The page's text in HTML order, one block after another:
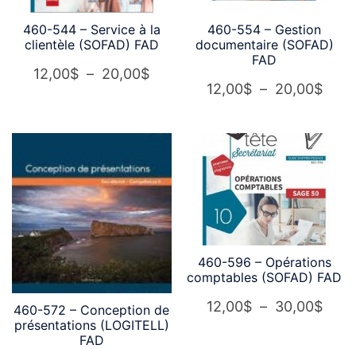
460-544 – Service à la
clientèle (SOFAD) FAD
12,00$ – 20,00$Plage
à
20,00$
460-554 – Gestion
documentaire (SOFAD)
FAD
12,00$ – 20,00$
prix :
à
460-572 – Conception de
présentations (LOGITELL)
FAD
460-596 – Opérations
comptables (SOFAD) FAD
12,00$ – 30,00$